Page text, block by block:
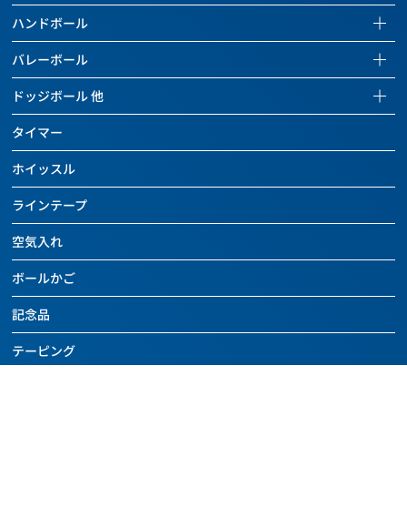
全ての商品を見る
バスケットボール
バッグ
ボールケアグッズ
チーム用具
レフェリー用具
トレーニング用具
カウンター
バスケットボール関連用具
その他
SALE
サッカーページを見る
全ての商品を見る
サッカーボール
バッグ
ボールケアグッズ
チーム用具
レフェリー用具
トレーニング用具
関連用具
フットサル関連用具
その他
SALE
ハンドボール
ハンドボールページを見る
全ての商品を見る
ハンドボール
バッグ
ボールケアグッズ
チーム用具
レフェリー用具
トレーニング用具
カウンター
ハンドボール関連用具
その他
バレーボール
バレーボールページを見る
全ての商品を見る
バレーボール
バッグ
ボールケアグッズ
チーム用具
レフェリー用具
トレーニング用具
関連用具
ソフトバレーボール関連用具
ドッジボール 他
ドッジボールページを見る
全ての商品を見る
ドッジボール
その他のボール
バッグ
ボールケアグッズ
チーム用具
レフェリー用具
その他
タイマー
ホイッスル
ラインテープ
空気入れ
ボールかご
記念品
テーピング